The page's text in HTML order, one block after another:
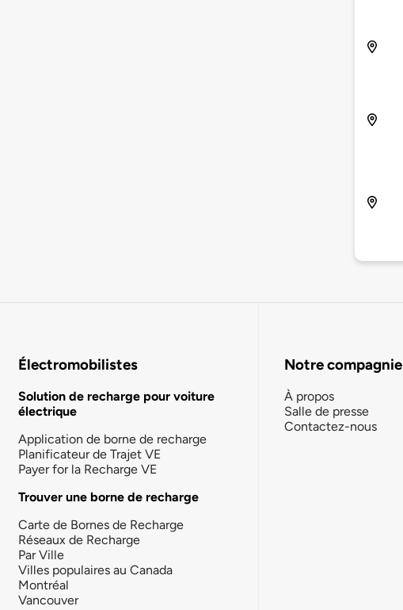
Électromobilistes
Solution de recharge pour voiture
électrique
Application de borne de recharge
Planificateur de Trajet VE
Payer for la Recharge VE
Trouver une borne de recharge
Carte de Bornes de Recharge
Réseaux de Recharge
Par Ville
Villes populaires au Canada
Montréal
Vancouver
Notre compagnie
À propos
Salle de presse
Contactez-nous